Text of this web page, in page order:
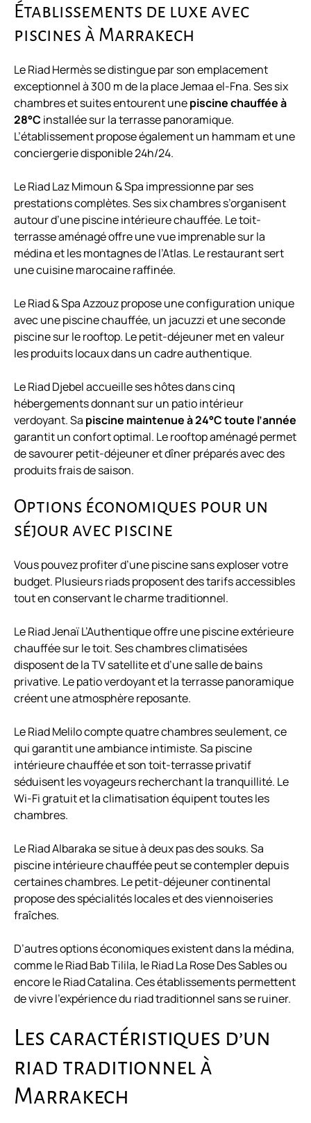
Établissements de luxe avec
piscines à Marrakech
Le Riad Hermès se distingue par son emplacement
exceptionnel à 300 m de la place Jemaa el-Fna. Ses six
chambres et suites entourent unepiscine chauffée à
28°C installée sur la terrasse panoramique.
L’établissement propose également un hammam et une
conciergerie disponible 24h/24.
Le Riad Laz Mimoun & Spa impressionne par ses
prestations complètes. Ses six chambres s’organisent
autour d’une piscine intérieure chauffée. Le toit-
terrasse aménagé offre une vue imprenable sur la
médina et les montagnes de l’Atlas. Le restaurant sert
une cuisine marocaine raffinée.
Le Riad & Spa Azzouz propose une configuration unique
avec une piscine chauffée, un jacuzzi et une seconde
piscine sur le rooftop. Le petit-déjeuner met en valeur
les produits locaux dans un cadre authentique.
Le Riad Djebel accueille ses hôtes dans cinq
hébergements donnant sur un patio intérieur
verdoyant. Sa piscine maintenue à 24°C toute l’année
garantit un confort optimal. Le rooftop aménagé permet
de savourer petit-déjeuner et dîner préparés avec des
produits frais de saison.
Options économiques pour un
séjour avec piscine
Vous pouvez profiter d’une piscine sans exploser votre
budget. Plusieurs riads proposent des tarifs accessibles
tout en conservant le charme traditionnel.
Le Riad Jenaï L’Authentique offre une piscine extérieure
chauffée sur le toit. Ses chambres climatisées
disposent de la TV satellite et d’une salle de bains
privative. Le patio verdoyant et la terrasse panoramique
créent une atmosphère reposante.
Le Riad Melilo compte quatre chambres seulement, ce
qui garantit une ambiance intimiste. Sa piscine
intérieure chauffée et son toit-terrasse privatif
séduisent les voyageurs recherchant la tranquillité. Le
Wi-Fi gratuit et la climatisation équipent toutes les
chambres.
Le Riad Albaraka se situe à deux pas des souks. Sa
piscine intérieure chauffée peut se contempler depuis
certaines chambres. Le petit-déjeuner continental
propose des spécialités locales et des viennoiseries
fraîches.
D’autres options économiques existent dans la médina,
comme le Riad Bab Tilila, le Riad La Rose Des Sables ou
encore le Riad Catalina. Ces établissements permettent
de vivre l’expérience du riad traditionnel sans se ruiner.
Les caractéristiques d’un
riad traditionnel à
Marrakech